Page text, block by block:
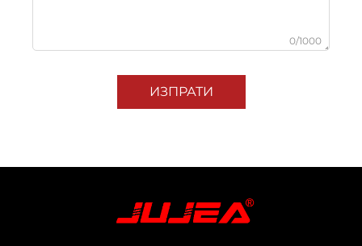
0/1000
ИЗПРАТИ